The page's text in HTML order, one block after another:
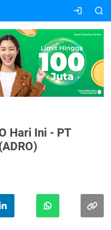
Hari Ini - PT